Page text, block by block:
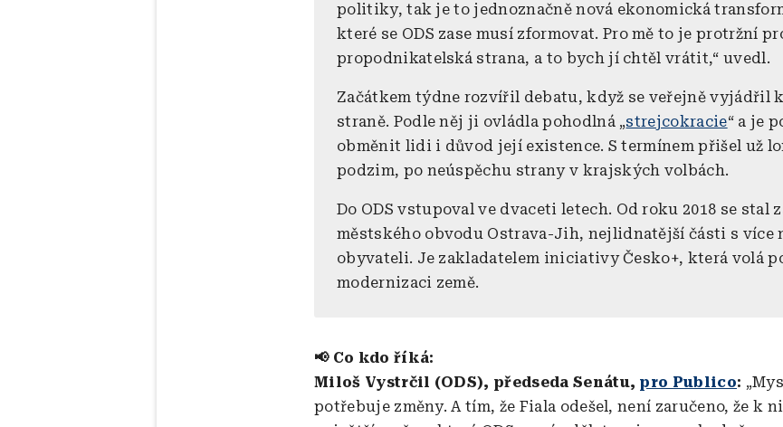
politiky, tak je to jednoznačně nová ekonomická
které se ODS zase musí zformovat. Pro mě to je protržní
propodnikatelská strana, a to bych jí chtěl vrátit,“ uvedl.
Začátkem týdne rozvířil debatu, když se veřejně vyjádřil
straně. Podle něj ji ovládla pohodlná „strejcokracie“ a je
obměnit lidi i důvod její existence. S termínem přišel už
podzim, po neúspěchu strany v krajských volbách.
Do ODS vstupoval ve dvaceti letech. Od roku 2018 se stal
městského obvodu Ostrava-Jih, nejlidnatější části s více
obyvateli. Je zakladatelem iniciativy Česko+, která volá
modernizaci země.
📢 Co kdo říká:
Miloš Vystrčil (ODS), předseda Senátu, pro Publico:
potřebuje změny. A tím, že Fiala odešel, není zaručeno, že k